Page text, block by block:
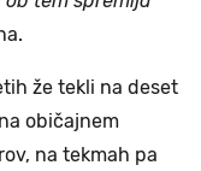
že tekli na deset
običajnem
na tekmah pa